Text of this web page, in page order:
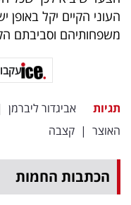
אדום
עקבו
העוני הקיים יקל
משפחותיהם וסביבתם
תגיות אביגדור ליברמן
האוצר | קצבה
הכתבות החמות